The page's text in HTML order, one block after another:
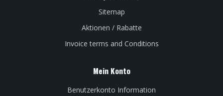
Sitemap
Aktionen / Rabatte
Invoice terms and Conditions
Mein Konto
Benutzerkonto Information